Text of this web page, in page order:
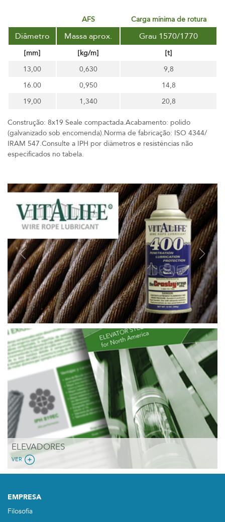
AFS carga mínima de rotura
Diâmetro Massa aprox. Grau 1570/1770
[mm] [kg/m]
[t]
13,00
0,630
9,8
16.00
0,950
14,8
19,00
1,340 20,8
Construção: 8x19 Seale compactada.Acabamento: polido
(galvanizado sob encomenda).Norma de fabricação: ISO 4344/
IRAM 547.Consulte a IPH por diâmetros e resistências não
especificados no tabela.
Previous Next
ELEVADORES
VER
EMPRESA
Filosofia